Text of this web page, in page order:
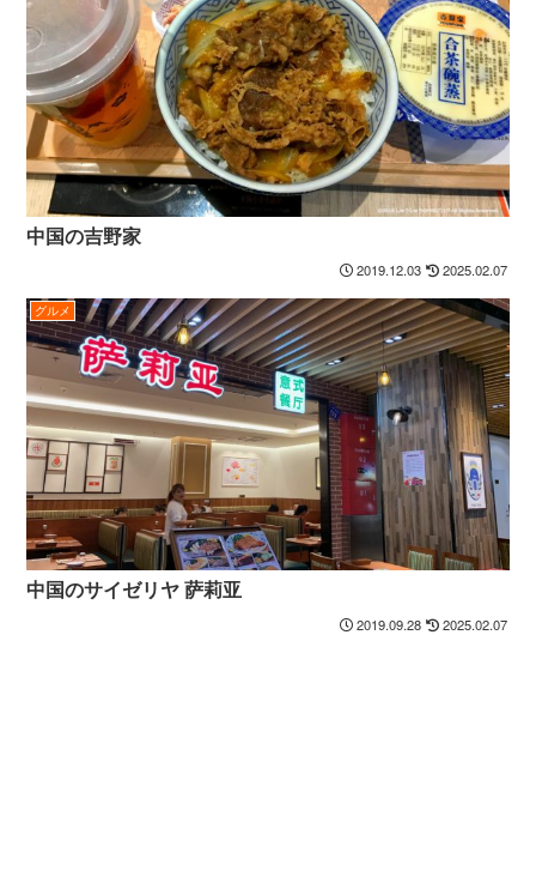
中国の吉野家
2019.12.03 2025.02.07
グルメ
中国のサイゼリヤ 萨莉亚
2019.09.28 2025.02.07